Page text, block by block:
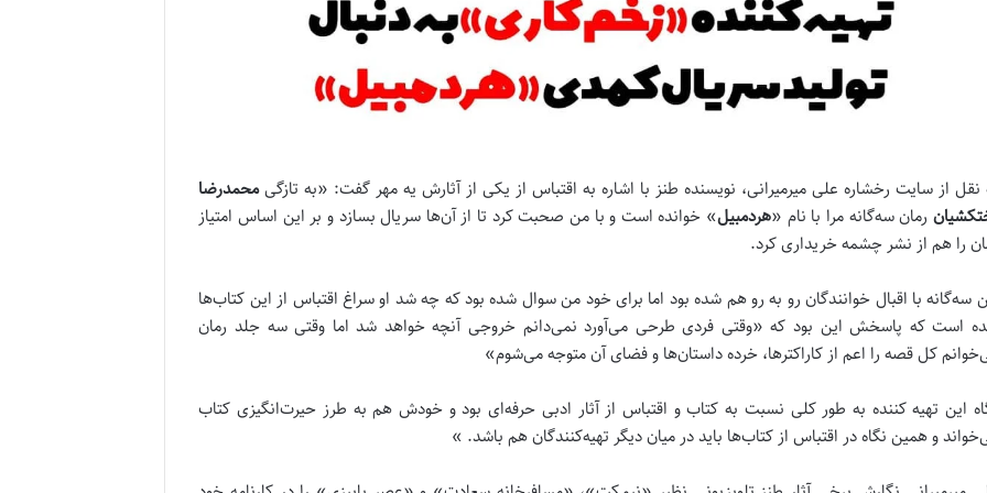
نقل از سایت رخشاره علی میرمیرانی، نویسنده طنز با اشاره به اقتباس از یکی از آثارش یه مهر گفت: «به تازگیمحمدرضا
رمان سه‌گانه مرا با نام «هردمبیل» خوانده است و با من صحبت کرد تا از آن‌ها سریال بسازد و بر این اساس امتیاز
را هم از نشر چشمه خریداری کرد.
سه‌گانه با اقبال خوانندگان رو به رو هم شده بود اما برای خود من سوال شده بود که چه شد او سراغ اقتباس از این کتاب‌ها
است که پاسخش این بود که «وقتی فردی طرحی می‌آورد نمی‌دانم خروجی آنچه خواهد شد اما وقتی سه جلد رمان
کل قصه را اعم از کاراکترها، خرده داستان‌ها و فضای آن متوجه می‌شوم»
این تهیه کننده به طور کلی نسبت به کتاب و اقتباس از آثار ادبی حرفه‌ای بود و خودش هم به طرز حیرت‌انگیزی کتاب
و همین نگاه در اقتباس از کتاب‌ها باید در میان دیگر تهیه‌کنندگان هم باشد. »